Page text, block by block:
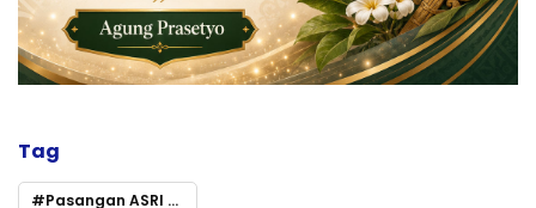
Tag
Pasangan ASRI Akan Wujudkan Kalteng yang AMANAH